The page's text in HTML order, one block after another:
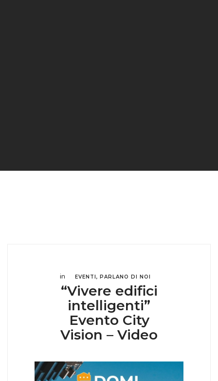
in EVENTI , PARLANO DI NOI
“Vivere edifici
intelligenti”
Evento City
Vision – Video